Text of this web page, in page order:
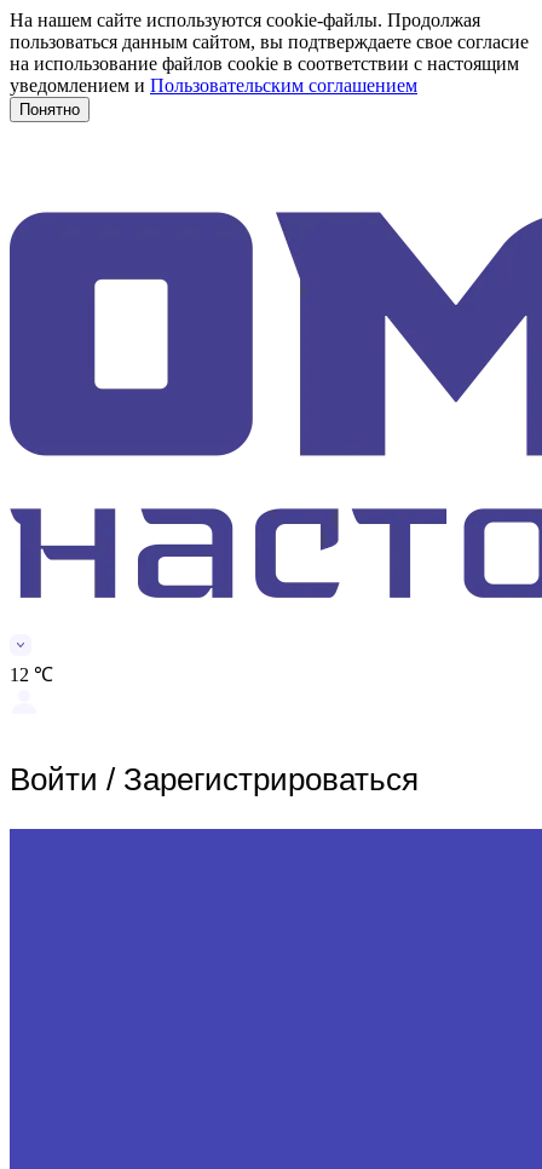
На нашем сайте используются cookie-файлы. Продолжая
пользоваться данным сайтом, вы подтверждаете свое согласие
на использование файлов cookie в соответствии с настоящим
уведомлением и Пользовательским соглашением
Понятно
12 ℃
Войти / Зарегистрироваться